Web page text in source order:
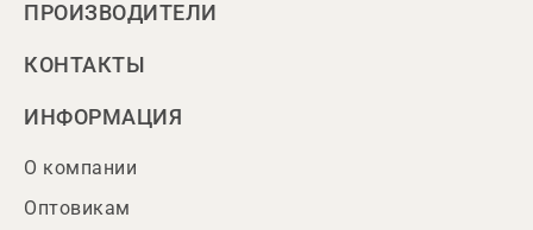
ПРОИЗВОДИТЕЛИ
КОНТАКТЫ
ИНФОРМАЦИЯ
О компании
Оптовикам